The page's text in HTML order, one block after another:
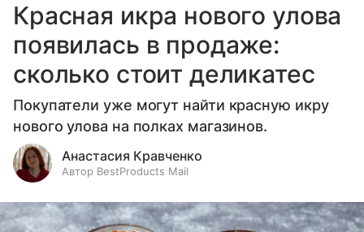
Красная икра нового улова
появилась в продаже:
сколько стоит деликатес
Покупатели уже могут найти красную икру
нового улова на полках магазинов.
Анастасия Кравченко
Автор BestProducts Mail